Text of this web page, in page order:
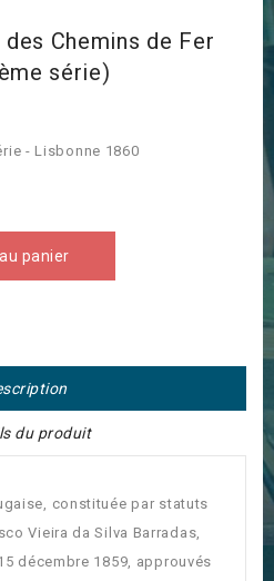
Chemins de Fer
série)
- Lisbonne 1860
panier
du produit
constituée par statuts
Vieira da Silva Barradas,
décembre 1859, approuvés